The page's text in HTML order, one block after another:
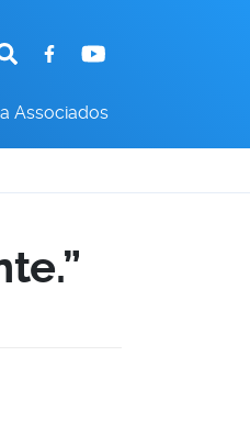
Associados